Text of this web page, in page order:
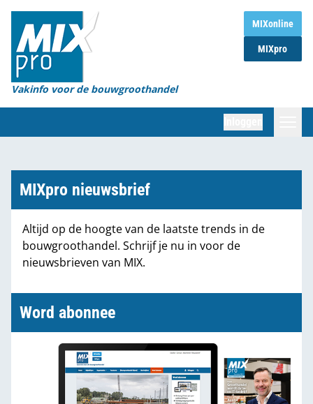
MIXonline
MIXpro
Vakinfo voor de bouwgroothandel
Home
Magazines
Organisaties
Marktcijfers
Partners
MIXpro nieuwsbrief
Altijd op de hoogte van de laatste trends in de
bouwgroothandel. Schrijf je nu in voor de
nieuwsbrieven van MIX.
Word abonnee